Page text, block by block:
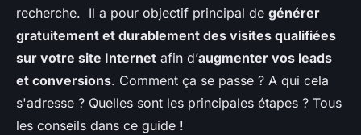
recherche. Il a pour objectif principal de générer
gratuitement et durablement des visites qualifiées
sur votre site Internet afin d’augmenter vos leads
et conversions. Comment ça se passe ? A qui cela
s'adresse ? Quelles sont les principales étapes ? Tous
les conseils dans ce guide !